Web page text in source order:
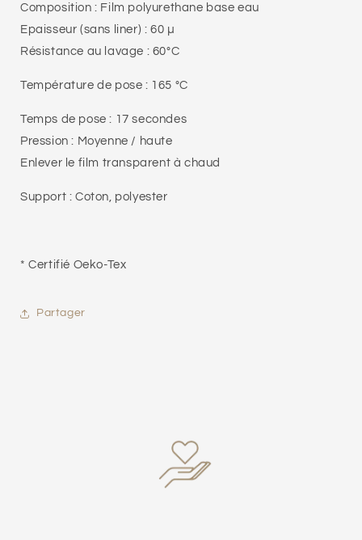
Composition : Film polyurethane base eau
Epaisseur (sans liner) : 60 µ
Résistance au lavage : 60°C
Température de pose : 165 °C
Temps de pose : 17 secondes
Pression : Moyenne / haute
Enlever le film transparent à chaud
Support : Coton, polyester
* Certifié Oeko-Tex
Partager